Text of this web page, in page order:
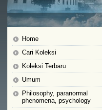
Home
Cari Koleksi
Koleksi Terbaru
Umum
Philosophy, paranormal
phenomena, psychology